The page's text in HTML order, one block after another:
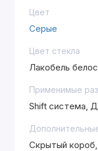
Цвет
Серые
Цвет стекла
Лакобель
Применимые
Shift система,
Скрытый